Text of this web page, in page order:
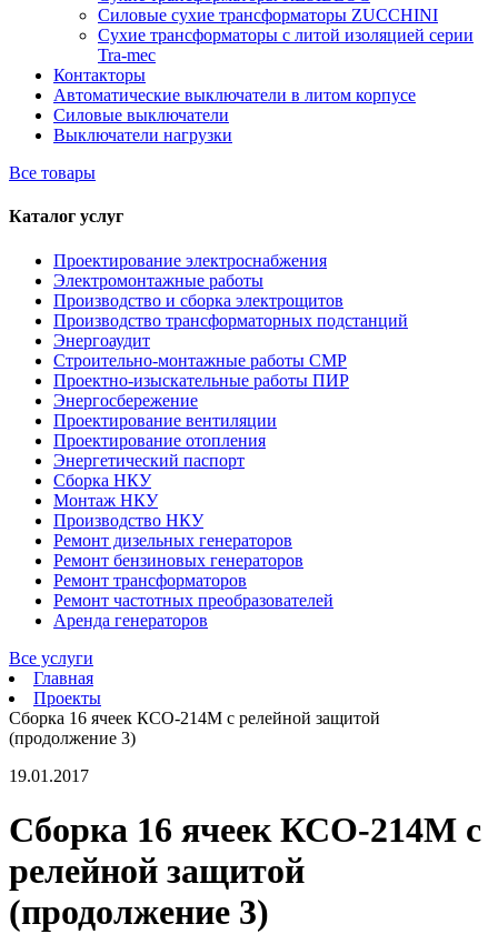
Силовые сухие трансформаторы ZUCCHINI
Сухие трансформаторы с литой изоляцией серии
Tra-mec
Контакторы
Автоматические выключатели в литом корпусе
Силовые выключатели
Выключатели нагрузки
Все товары
Каталог услуг
Проектирование электроснабжения
Электромонтажные работы
Производство и сборка электрощитов
Производство трансформаторных подстанций
Энергоаудит
Строительно-монтажные работы СМР
Проектно-изыскательные работы ПИР
Энергосбережение
Проектирование вентиляции
Проектирование отопления
Энергетический паспорт
Сборка НКУ
Монтаж НКУ
Производство НКУ
Ремонт дизельных генераторов
Ремонт бензиновых генераторов
Ремонт трансформаторов
Ремонт частотных преобразователей
Аренда генераторов
Все услуги
Главная
Проекты
Сборка 16 ячеек КСО-214М с релейной защитой
(продолжение 3)
19.01.2017
Сборка 16 ячеек КСО-214М с
релейной защитой
(продолжение 3)